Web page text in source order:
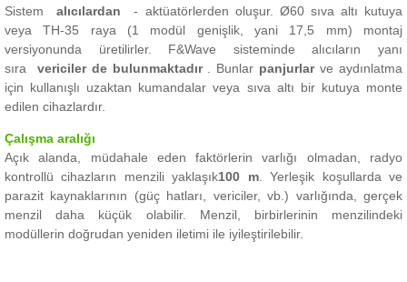
Sistemalıcılardan - aktüatörlerden oluşur. Ø60 sıva altı kutuya
veya TH-35 raya (1 modül genişlik, yani 17,5 mm) montaj
versiyonunda üretilirler. F&Wave sisteminde alıcıların yanı
sıra vericiler de bulunmaktadır Bunlar panjurlarve aydınlatma
için kullanışlı uzaktan kumandalar veya sıva altı bir kutuya monte
edilen cihazlardır.
Çalışma aralığı
Açık alanda, müdahale eden faktörlerin varlığı olmadan, radyo
kontrollü cihazların menzili yaklaşık100 m.Yerleşik koşullarda ve
parazit kaynaklarının (güç hatları, vericiler, vb.) varlığında, gerçek
menzil daha küçük olabilir. Menzil, birbirlerinin menzilindeki
modüllerin doğrudan yeniden iletimi ile iyileştirilebilir.